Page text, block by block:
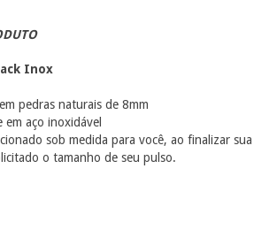
Inox
pedras naturais de 8mm
em aço inoxidável
sob medida para você, ao finalizar sua
o tamanho de seu pulso.